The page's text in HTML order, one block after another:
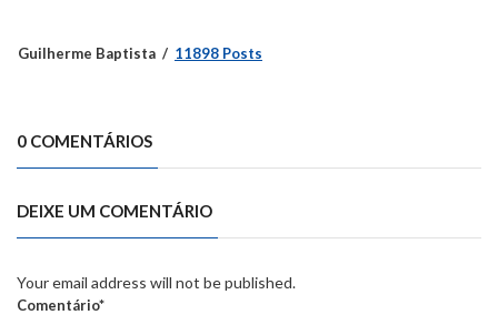
Guilherme Baptista 11898 Posts
0 COMENTÁRIOS
DEIXE UM COMENTÁRIO
Your email address will not be published.
Comentário*